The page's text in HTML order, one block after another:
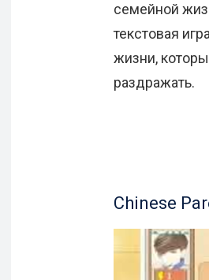
семейной
текстовая
жизни,
раздражать.
Chinese